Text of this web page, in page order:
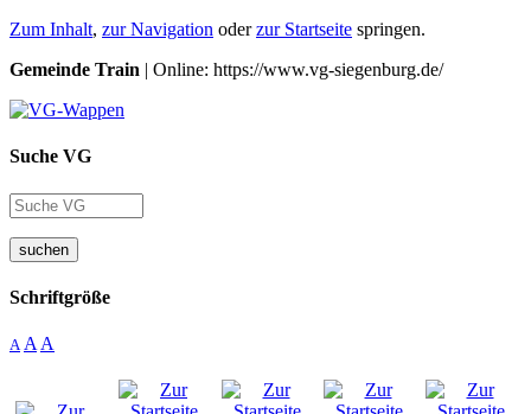
Zum Inhalt, zur Navigation oderzur Startseite springen.
Gemeinde Train | Online: https://www.vg-siegenburg.de/
Suche VG
suchen
Schriftgröße
A A A